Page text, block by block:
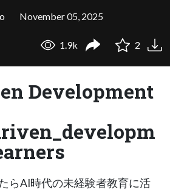
November 05, 2025
1.9k 2
Development
らAI時代の未経験者教育に活